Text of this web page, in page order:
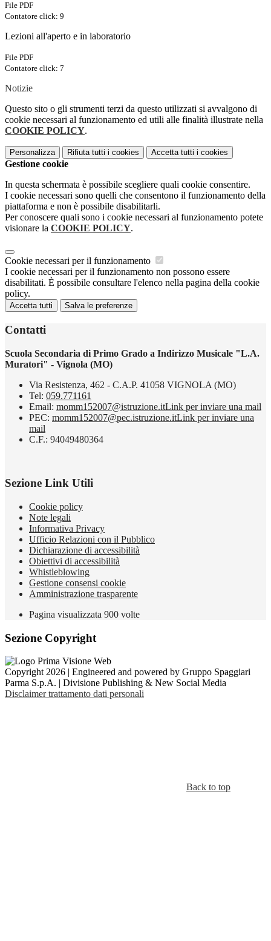
File PDF
Contatore click: 9
Lezioni all'aperto e in laboratorio
File PDF
Contatore click: 7
Notizie
Questo sito o gli strumenti terzi da questo utilizzati si avvalgono di
cookie necessari al funzionamento ed utili alle finalità illustrate nella
COOKIE POLICY.
Personalizza Rifiuta tutti i cookies Accetta tutti i cookies
Gestione cookie
In questa schermata è possibile scegliere quali cookie consentire.
I cookie necessari sono quelli che consentono il funzionamento della
piattaforma e non è possibile disabilitarli.
Per conoscere quali sono i cookie necessari al funzionamento potete
visionare la COOKIE POLICY.
Cookie necessari per il funzionamento
I cookie necessari per il funzionamento non possono essere
disabilitati. È possibile consultare l'elenco nella pagina della cookie
policy.
Accetta tutti Salva le preferenze
Contatti
Scuola Secondaria di Primo Grado a Indirizzo Musicale "L.A.
Muratori" - Vignola (MO)
Via Resistenza, 462 - C.A.P. 41058 VIGNOLA (MO)
Tel: 059.771161
Email: momm152007@istruzione.itLink per inviare una mail
PEC: momm152007@pec.istruzione.itLink per inviare una
mail
C.F.: 94049480364
Sezione Link Utili
Cookie policy
Note legali
Informativa Privacy
Ufficio Relazioni con il Pubblico
Dichiarazione di accessibilità
Obiettivi di accessibilità
Whistleblowing
Gestione consensi cookie
Amministrazione trasparente
Pagina visualizzata 900 volte
Sezione Copyright
Copyright 2026 | Engineered and powered by Gruppo Spaggiari
Parma S.p.A. | Divisione Publishing & New Social Media
Disclaimer trattamento dati personali
Back to top